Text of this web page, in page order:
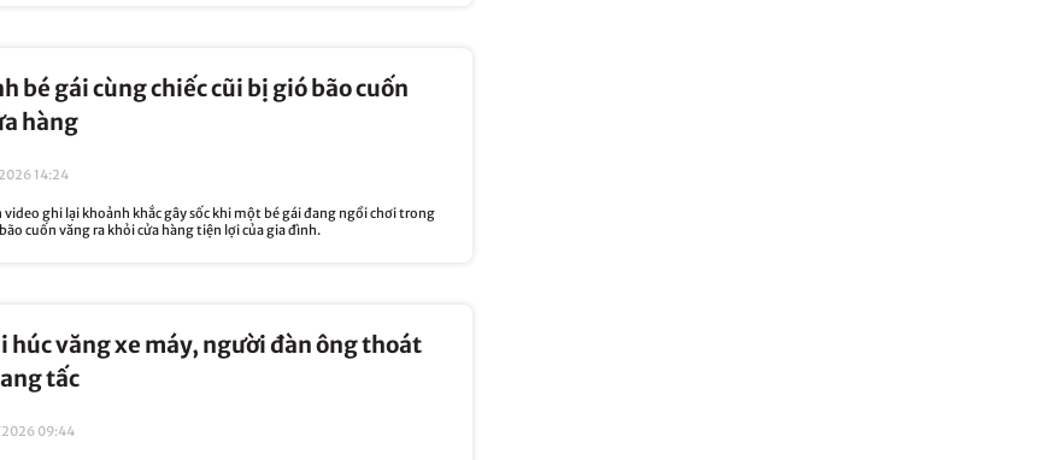
bé gái cùng chiếc cũi bị gió bão cuốn
hàng
14:24
video ghi lại khoảnh khắc gây sốc khi một bé gái đang ngồi chơi trong
cuốn văng ra khỏi cửa hàng tiện lợi của gia đình.
húc văng xe máy, người đàn ông thoát
tấc
09:44